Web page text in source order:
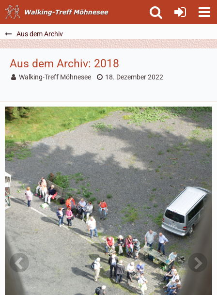
Aus dem Archiv
Aus dem Archiv: 2018
Walking-Treff Möhnesee 18. Dezember 2022